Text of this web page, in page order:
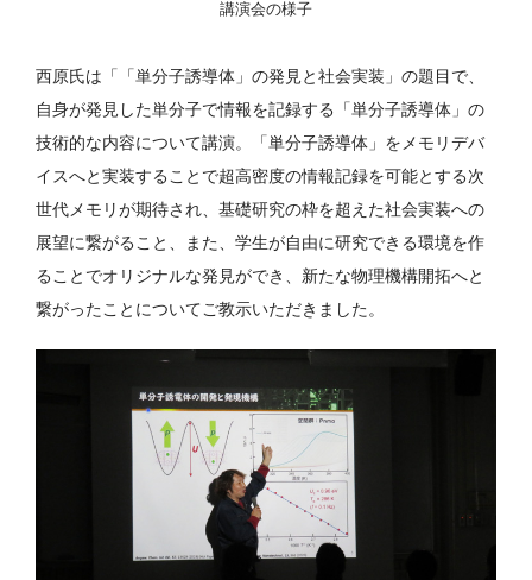
講演会の様子
西原氏は「「単分子誘導体」の発見と社会実装」の題目で、
自身が発見した単分子で情報を記録する「単分子誘導体」の
技術的な内容について講演。「単分子誘導体」をメモリデバ
イスへと実装することで超高密度の情報記録を可能とする次
世代メモリが期待され、基礎研究の枠を超えた社会実装への
展望に繋がること、また、学生が自由に研究できる環境を作
ることでオリジナルな発見ができ、新たな物理機構開拓へと
繋がったことについてご教示いただきました。